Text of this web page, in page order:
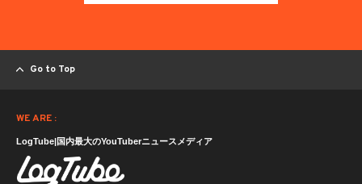
Go to Top
WE ARE :
LogTube|国内最大のYouTuberニュースメディア